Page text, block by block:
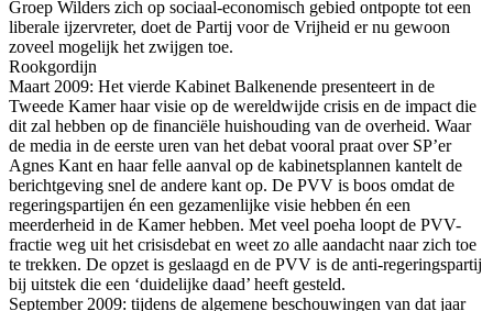
Groep Wilders zich op sociaal-economisch gebied ontpopte tot een
liberale ijzervreter, doet de Partij voor de Vrijheid er nu gewoon
zoveel mogelijk het zwijgen toe.
Rookgordijn
Maart 2009: Het vierde Kabinet Balkenende presenteert in de
Tweede Kamer haar visie op de wereldwijde crisis en de impact die
dit zal hebben op de financiële huishouding van de overheid. Waar
de media in de eerste uren van het debat vooral praat over SP’er
Agnes Kant en haar felle aanval op de kabinetsplannen kantelt de
berichtgeving snel de andere kant op. De PVV is boos omdat de
regeringspartijen én een gezamenlijke visie hebben én een
meerderheid in de Kamer hebben. Met veel poeha loopt de PVV-
fractie weg uit het crisisdebat en weet zo alle aandacht naar zich toe
te trekken. De opzet is geslaagd en de PVV is de anti-regeringspartij
bij uitstek die een ‘duidelijke daad’ heeft gesteld.
September 2009: tijdens de algemene beschouwingen van dat jaar